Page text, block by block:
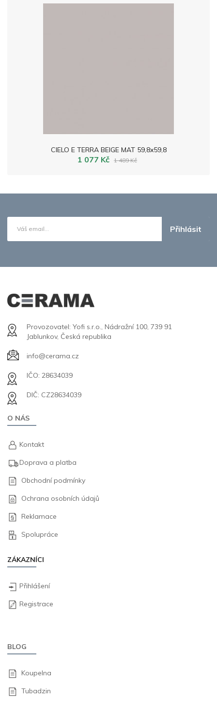
CIELO E TERRA BEIGE MAT 59,8x59,8
1 077 Kč 1 489 Kč
Přihlásit
Provozovatel: Yofi s.r.o., Nádražní 100, 739 91
Jablunkov, Česká republika
info@cerama.cz
IČO: 28634039
DIČ: CZ28634039
O NÁS
Kontakt
Doprava a platba
Obchodní podmínky
Ochrana osobních údajů
Reklamace
Spolupráce
ZÁKAZNÍCI
Přihlášení
Registrace
BLOG
Koupelna
Tubadzin